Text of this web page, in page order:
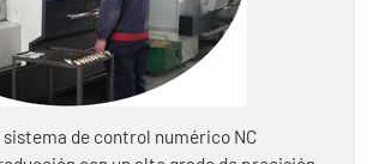
sistema de control numérico NC